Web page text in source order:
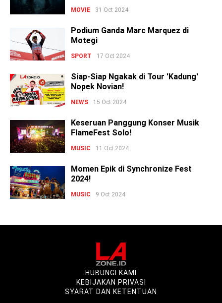
MOVIE 31 Oct 2024
Podium Ganda Marc Marquez di
Motegi
SPORT 17 Oct 2024
Siap-Siap Ngakak di Tour 'Kadung'
Nopek Novian!
NEWS 15 Oct 2024
Keseruan Panggung Konser Musik
FlameFest Solo!
MUSIC 11 Oct 2024
Momen Epik di Synchronize Fest
2024!
MUSIC 9 Oct 2024
HUBUNGI KAMI
KEBIJAKAN PRIVASI
SYARAT DAN KETENTUAN